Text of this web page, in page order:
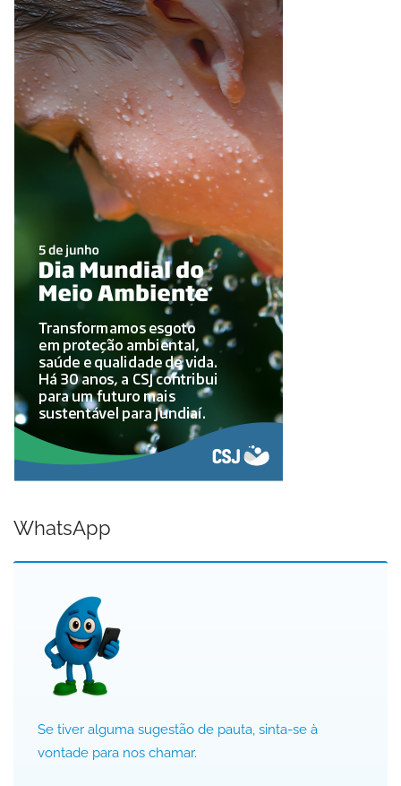
WhatsApp
Se tiver alguma sugestão de pauta, sinta-se à
vontade para nos chamar.